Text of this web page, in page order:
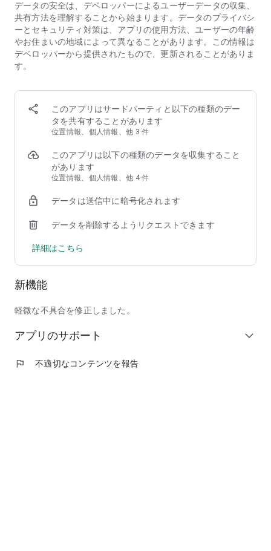
・ホームパーティーをフードデリバリーで豪華にしたい
・ロケ弁や会議弁当を出前で注文したい
・仕事が忙しいのでフードデリバリーを使いたい
・行列店は好きだけど並ばずにテイクアウトしたい
・忙しい中でも美味しいものをフードデリバリーで楽しみたい
・人気店の料理、おいしいグルメを家でゆったりと楽しみたい
◆フードデリバリーアプリ menu（メニュー）が選ばれる3つ
の理由
①【お得なキャンペーン】初回クーポンのほか、店舗限定割
②【掲載店舗が豊富】馴染みのチェーン店から人気の行列店ま
で、加盟店舗は90,000店以上！
③【安心して注文できる】使いやすい＆わかりやすい操作画面
も安心！
◆ここだけの紹介！フードデリバリーアプリ menu（メニュ
◎人気商品割引などのキャンペーンを日々チェック！いつでも
お得に出前を注文しよう！
上のレストランを頼んじゃおう！
ゲット！
ーク中のランチもご家族とのディナーも毎日お得に美味しく楽
◎特別な日には、いつもは手を出せない高級店特集「至高の銘
店」をデリバリーで頼んで、自宅で最高の贅沢を味わおう！
データの安全は、デベロッパーによるユーザーデータの収集、
共有方法を理解することから始まります。データのプライバシ
ーとセキュリティ対策は、アプリの使用方法、ユーザーの年齢
やお住まいの地域によって異なることがあります。この情報は
デベロッパーから提供されたもので、更新されることがありま
す。
このアプリはサードパーティと以下の種類のデー
タを共有することがあります
位置情報、個人情報、他 3 件
このアプリは以下の種類のデータを収集すること
があります
位置情報、個人情報、他 4 件
データは送信中に暗号化されます
データを削除するようリクエストできます
詳細はこちら
新機能
軽微な不具合を修正しました。
アプリのサポート expand_more
flag 不適切なコンテンツを報告